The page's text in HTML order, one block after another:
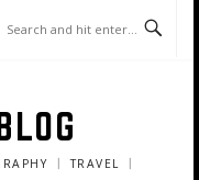
｜ TRAVEL ｜